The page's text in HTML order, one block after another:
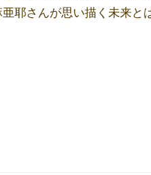
亜耶さんが思い描く未来と